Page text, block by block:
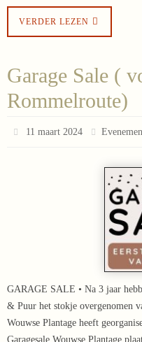
VERDER LEZEN
Garage Sale (
Rommelroute)
11 maart 2024
GARAGE SALE • Na 3 jaar
& Puur het stokje overgenomen
Wouwse Plantage heeft
Garagesale Wouwse Plantage